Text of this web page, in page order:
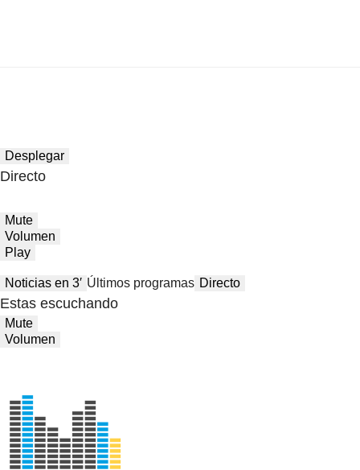
Desplegar
Directo
Mute
Volumen
Play
Noticias en 3′ Últimos programas Directo
Estas escuchando
Mute
Volumen